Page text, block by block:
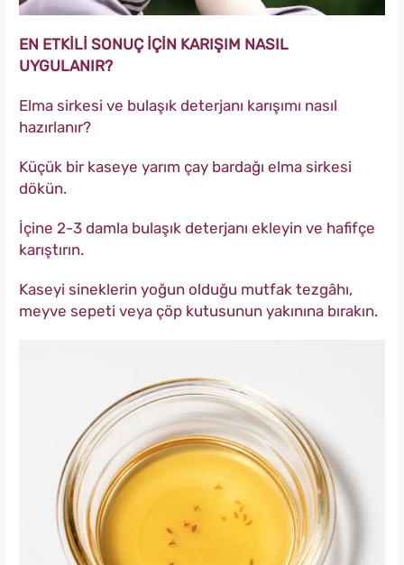
EN ETKİLİ SONUÇ İÇİN KARIŞIM NASIL
UYGULANIR?
Elma sirkesi ve bulaşık deterjanı karışımı nasıl
hazırlanır?
Küçük bir kaseye yarım çay bardağı elma sirkesi
dökün.
İçine 2-3 damla bulaşık deterjanı ekleyin ve hafifçe
karıştırın.
Kaseyi sineklerin yoğun olduğu mutfak tezgâhı,
meyve sepeti veya çöp kutusunun yakınına bırakın.